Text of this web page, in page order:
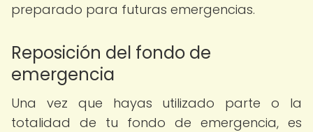
preparado para futuras emergencias.
Reposición del fondo de
emergencia
Una vez que hayas utilizado parte o la
totalidad de tu fondo de emergencia, es